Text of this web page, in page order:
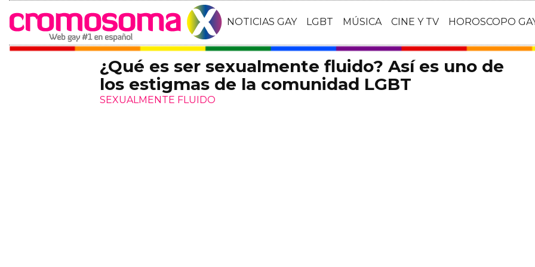
NOTICIAS GAY LGBT MÚSICA CINE Y TV HOROSCOPO
¿Qué es ser sexualmente fluido? Así es uno de
los estigmas de la comunidad LGBT
SEXUALMENTE FLUIDO